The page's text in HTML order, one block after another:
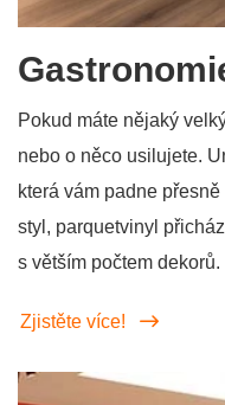
Pokud máte nějaký
nebo o něco usilujete.
která vám padne
styl, parquetvinyl
s větším počtem dekorů.
Zjistěte více!